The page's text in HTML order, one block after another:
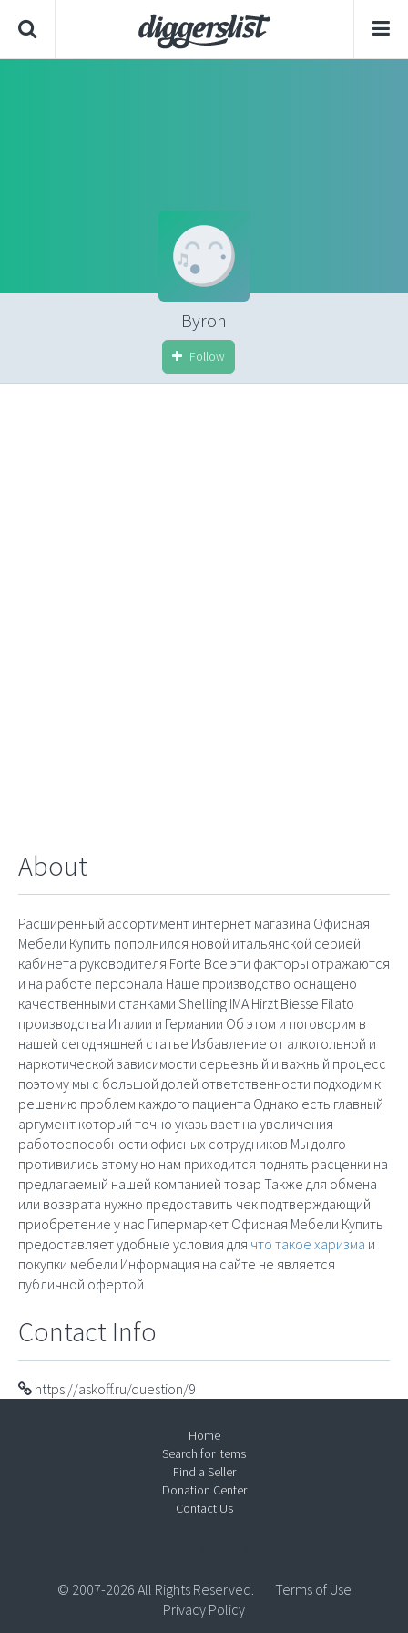
Byron
Follow
About
Расширенный ассортимент интернет магазина Офисная
Мебели Купить пополнился новой итальянской серией
кабинета руководителя Forte Все эти факторы отражаются
и на работе персонала Наше производство оснащено
качественными станками Shelling IMA Hirzt Biesse Filato
производства Италии и Германии Об этом и поговорим в
нашей сегодняшней статье Избавление от алкогольной и
наркотической зависимости серьезный и важный процесс
поэтому мы с большой долей ответственности подходим к
решению проблем каждого пациента Однако есть главный
аргумент который точно указывает на увеличения
работоспособности офисных сотрудников Мы долго
противились этому но нам приходится поднять расценки на
предлагаемый нашей компанией товар Также для обмена
или возврата нужно предоставить чек подтверждающий
приобретение у нас Гипермаркет Офисная Мебели Купить
предоставляет удобные условия для что такое харизма и
покупки мебели Информация на сайте не является
публичной офертой
Contact Info
https://askoff.ru/question/9
Home
Search for Items
Find a Seller
Donation Center
Contact Us
© 2007-2026 All Rights Reserved.
Terms of Use
Privacy Policy